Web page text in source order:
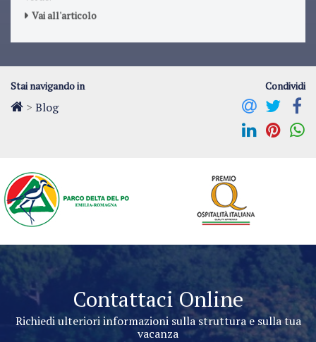
Vai all'articolo
Stai navigando in
> Blog
Condividi
Contattaci Online
Richiedi ulteriori informazioni sulla struttura e sulla tua
vacanza